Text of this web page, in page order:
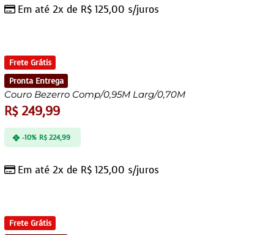
Em até 2x de R$ 125,00 s/juros
Frete Grátis
Pronta Entrega
Couro Bezerro Comp/0,95M Larg/0,70M
R$249,99
Em até 2x de R$ 125,00 s/juros
-10% R$224,99
Frete Grátis